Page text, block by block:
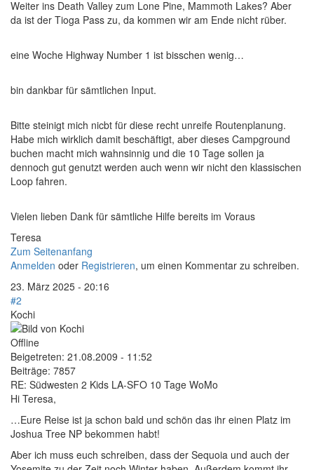
Weiter ins Death Valley zum Lone Pine, Mammoth Lakes? Aber
da ist der Tioga Pass zu, da kommen wir am Ende nicht rüber.
eine Woche Highway Number 1 ist bisschen wenig…
bin dankbar für sämtlichen Input.
Bitte steinigt mich nicbt für diese recht unreife Routenplanung.
Habe mich wirklich damit beschäftigt, aber dieses Campground
buchen macht mich wahnsinnig und die 10 Tage sollen ja
dennoch gut genutzt werden auch wenn wir nicht den klassischen
Loop fahren.
Vielen lieben Dank für sämtliche Hilfe bereits im Voraus
Teresa
Zum Seitenanfang
Anmelden oder Registrieren, um einen Kommentar zu schreiben.
23. März 2025 - 20:16
#2
Kochi
Offline
Beigetreten: 21.08.2009 - 11:52
Beiträge: 7857
RE: Südwesten 2 Kids LA-SFO 10 Tage WoMo
Hi Teresa,
…Eure Reise ist ja schon bald und schön das ihr einen Platz im
Joshua Tree NP bekommen habt!
Aber ich muss euch schreiben, dass der Sequoia und auch der